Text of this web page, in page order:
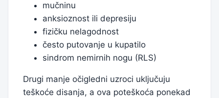
mučninu
anksioznost ili depresiju
fizičku nelagodnost
često putovanje u kupatilo
sindrom nemirnih nogu (RLS)
Drugi manje očigledni uzroci uključuju
teškoće disanja, a ova poteškoća ponekad